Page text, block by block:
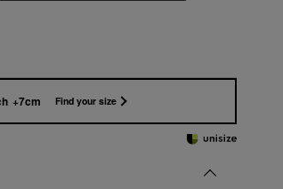
+7cm Find your size